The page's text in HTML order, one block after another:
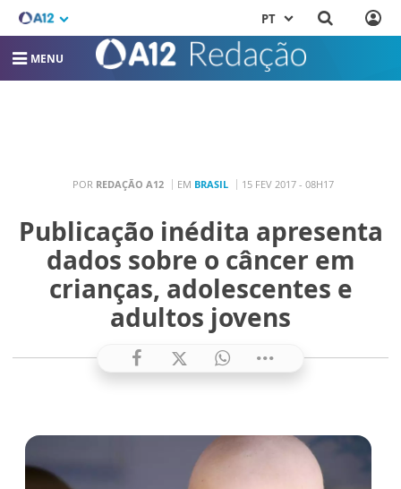
PT
MENU
POR REDAÇÃO A12 EM BRASIL 15 FEV 2017 - 08H17
Publicação inédita apresenta
dados sobre o câncer em
crianças, adolescentes e
adultos jovens